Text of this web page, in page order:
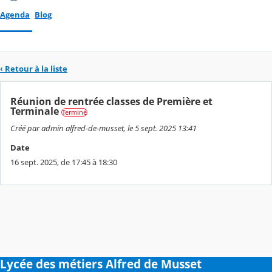
Agenda Blog
‹ Retour à la liste
Réunion de rentrée classes de Première et
Terminale Terminé
Créé par admin alfred-de-musset, le 5 sept. 2025 13:41
Date
16 sept. 2025, de 17:45 à 18:30
Lycée des métiers Alfred de Musset